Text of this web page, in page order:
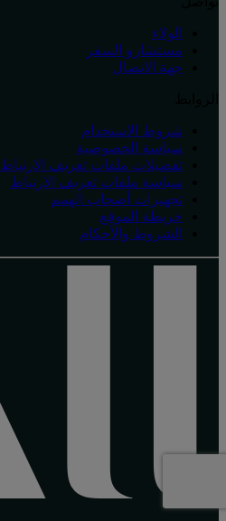
الولاء
مستشارو السفر
جهة الاتصال
شروط الاستخدام
سياسة الخصوصية
تفضيلات ملفات تعريف الارتباط
سياسة ملفات تعريف الارتباط
تجهيزات أصحاب الهمم
خريطة الموقع
الشروط والأحكام